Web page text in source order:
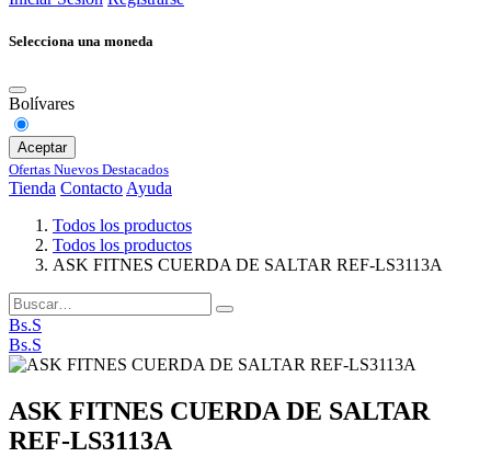
Selecciona una moneda
Bolívares
Aceptar
Ofertas Nuevos Destacados
Tienda Contacto Ayuda
Todos los productos
Todos los productos
ASK FITNES CUERDA DE SALTAR REF-LS3113A
Bs.S
Bs.S
ASK FITNES CUERDA DE SALTAR
REF-LS3113A